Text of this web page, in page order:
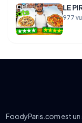
LE
977
FoodyParis.com est